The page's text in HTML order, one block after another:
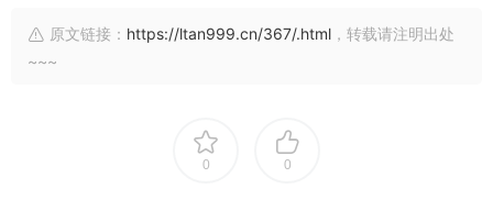
原文链接： https://ltan999.cn/367/.html ，转载请注明出处
~~~
0 0